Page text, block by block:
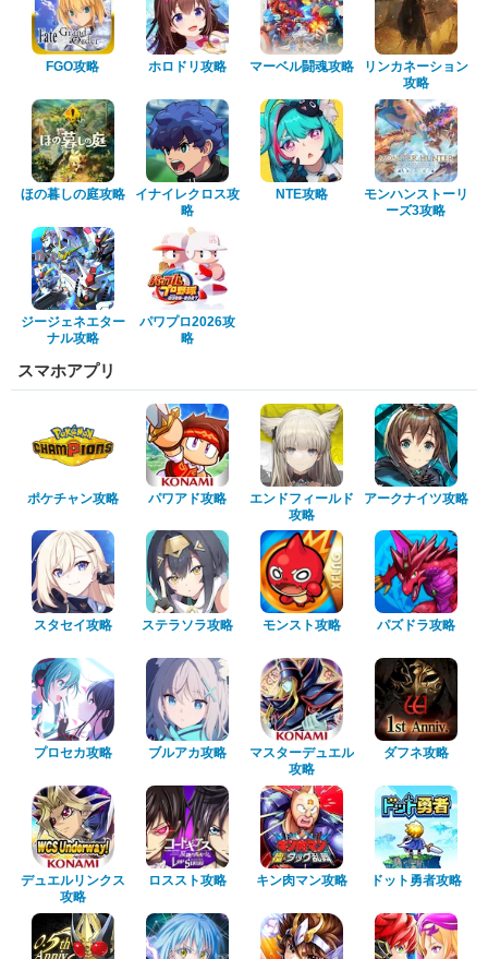
FGO攻略 ホロドリ攻略 マーベル闘魂攻略
リンカネーション
攻略
ほの暮しの庭攻略
イナイレクロス攻
略
NTE攻略
モンハンストーリ
ーズ3攻略
ジージェネエター
ナル攻略
パワプロ2026攻
略
スマホアプリ
ポケチャン攻略 パワアド攻略
エンドフィールド
攻略
アークナイツ攻略
スタセイ攻略 ステラソラ攻略 モンスト攻略 パズドラ攻略
プロセカ攻略 ブルアカ攻略
マスターデュエル
攻略
ダフネ攻略
デュエルリンクス
攻略
ロススト攻略 キン肉マン攻略 ドット勇者攻略